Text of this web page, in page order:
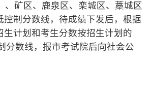
矿区、鹿泉区、栾城区、藁城区
控制分数线，待成绩下发后，根据
生计划和考生分数按招生计划的
分数线，报市考试院后向社会公